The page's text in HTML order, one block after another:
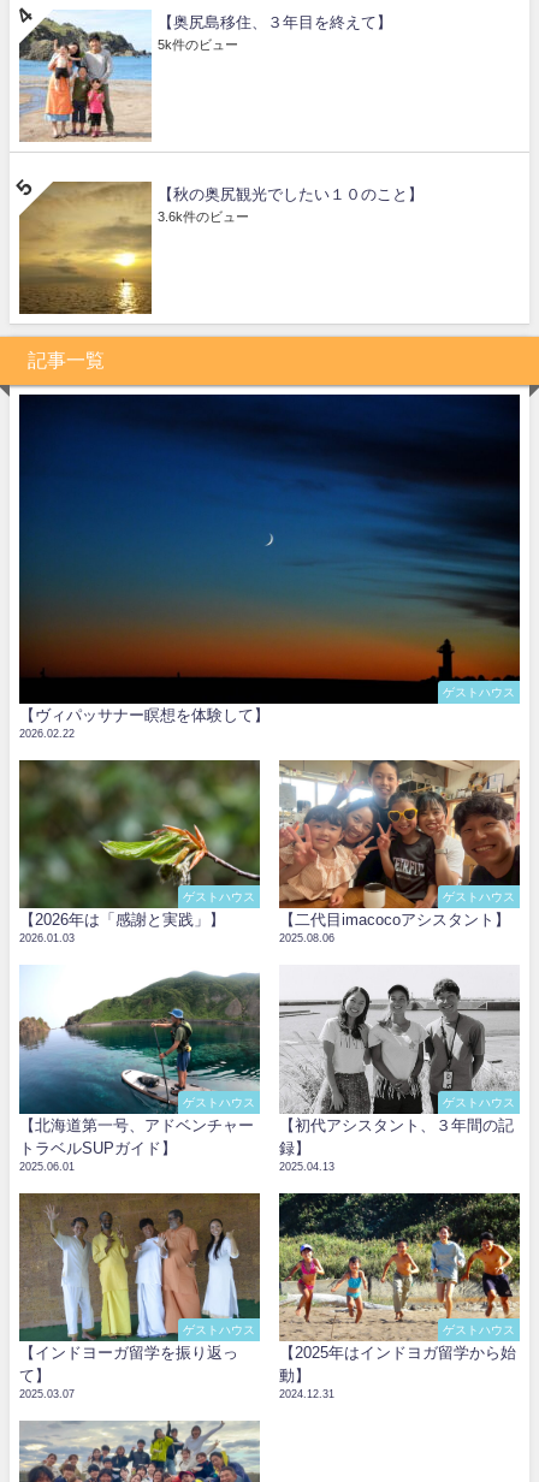
【奥尻島移住、３年目を終えて】
5k件のビュー
【秋の奥尻観光でしたい１０のこと】
3.6k件のビュー
記事一覧
ゲストハウス
【ヴィパッサナー瞑想を体験して】
2026.02.22
ゲストハウス
【2026年は「感謝と実践」】
2026.01.03
ゲストハウス
【二代目imacocoアシスタント】
2025.08.06
ゲストハウス
【北海道第一号、アドベンチャー
トラベルSUPガイド】
2025.06.01
ゲストハウス
【初代アシスタント、３年間の記
録】
2025.04.13
ゲストハウス
【インドヨーガ留学を振り返っ
て】
2025.03.07
ゲストハウス
【2025年はインドヨガ留学から始
動】
2024.12.31